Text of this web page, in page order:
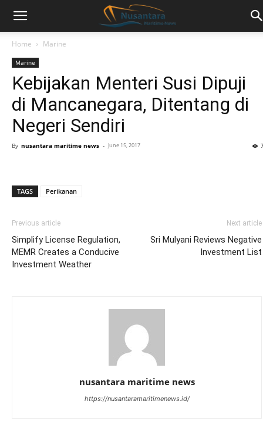
Home Marine
Marine
Kebijakan Menteri Susi Dipuji
di Mancanegara, Ditentang di
Negeri Sendiri
By nusantara maritime news - June 15, 2017
TAGS Perikanan
Previous article
Simplify License Regulation,
MEMR Creates a Conducive
Investment Weather
Next article
Sri Mulyani Reviews Negative
Investment List
nusantara maritime news
https://nusantaramaritimenews.id/